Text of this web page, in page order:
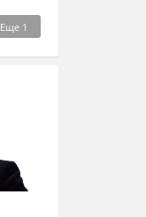
Еще 1